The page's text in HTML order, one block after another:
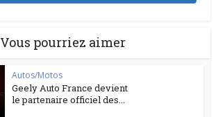
Vous pourriez aimer
Autos/Motos
Geely Auto France devient
le partenaire officiel des...